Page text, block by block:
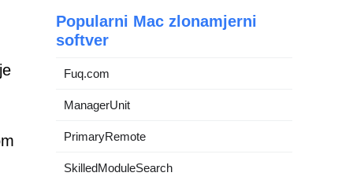
Popularni Mac zlonamjerni
softver
Fuq.com
ManagerUnit
PrimaryRemote
SkilledModuleSearch